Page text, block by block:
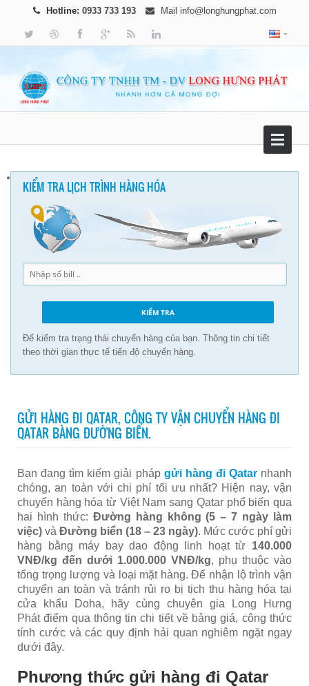
Hotline: 0933 733 193 Mail info@longhungphat.com
KIỂM TRA LỊCH TRÌNH HÀNG HÓA
Để kiểm tra trạng thái chuyến hàng của bạn. Thông tin chi tiết
theo thời gian thực tế tiến độ chuyến hàng.
GỬI HÀNG ĐI QATAR, CÔNG TY VẬN CHUYỂN HÀNG ĐI
QATAR BÀNG ĐƯỜNG BIỂN.
Bạn đang tìm kiếm giải pháp gửi hàng đi Qatarnhanh
chóng, an toàn với chi phí tối ưu nhất? Hiện nay, vận
chuyển hàng hóa từ Việt Nam sang Qatar phổ biến qua
hai hình thức: Đường hàng không (5 – 7 ngày làm
việc) và Đường biển (18 – 23 ngày). Mức cước phí gửi
hàng bằng máy bay dao động linh hoạt từ 140.000
VNĐ/kg đến dưới 1.000.000 VNĐ/kg, phụ thuộc vào
tổng trọng lượng và loại mặt hàng. Để nhận lộ trình vận
chuyển an toàn và tránh rủi ro bị tịch thu hàng hóa tại
cửa khẩu Doha, hãy cùng chuyên gia Long Hưng
Phát điểm qua thông tin chi tiết về bảng giá, công thức
tính cước và các quy định hải quan nghiêm ngặt ngay
dưới đây.
Phương thức gửi hàng đi Qatar